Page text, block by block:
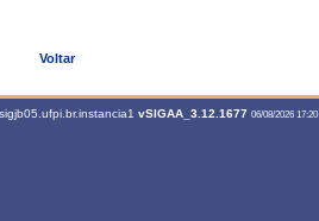
Voltar
vSIGAA_3.12.1677 06/08/2026 17:20